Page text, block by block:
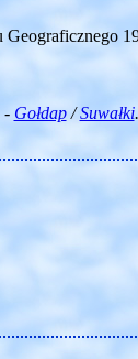
- Gołdap/Suwałki.